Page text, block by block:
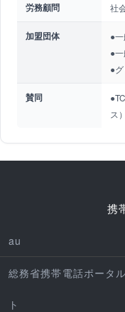
労務顧問 社
加盟団体
●
●
●
賛同
ス）
携
au
総務省携帯電話ポータ
ト